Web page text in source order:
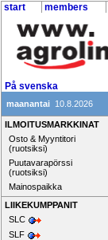
start members
På svenska
maanantai 10.8.2026
ILMOITUSMARKKINAT
Osto & Myyntitori
(ruotsiksi)
Puutavarapörssi
(ruotsiksi)
Mainospaikka
LIIKEKUMPPANIT
SLC
SLF